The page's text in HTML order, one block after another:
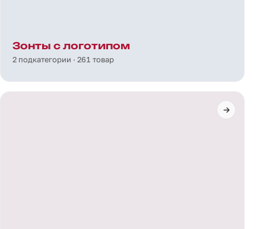
Зонты с логотипом
2 подкатегории · 261 товар